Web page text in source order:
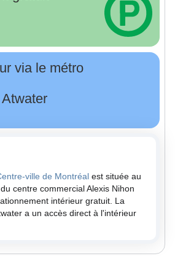
via le métro
ville de Montréal est située au
centre commercial Alexis Nihon
intérieur gratuit. La
a un accès direct à l'intérieur